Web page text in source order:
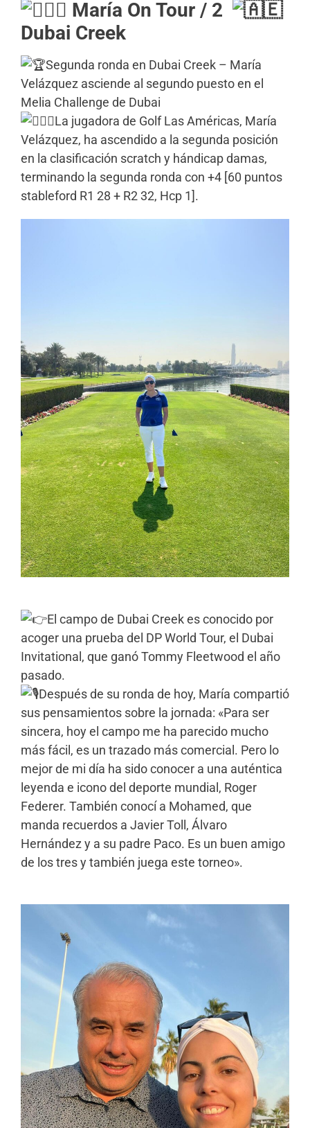
María On Tour / 2
Dubai Creek
Segunda ronda en Dubai Creek – María
Velázquez asciende al segundo puesto en el
Melia Challenge de Dubai
La jugadora de Golf Las Américas, María
Velázquez, ha ascendido a la segunda posición
en la clasificación scratch y hándicap damas,
terminando la segunda ronda con +4 [60 puntos
stableford R1 28 + R2 32, Hcp 1].
El campo de Dubai Creek es conocido por
acoger una prueba del DP World Tour, el Dubai
Invitational, que ganó Tommy Fleetwood el año
pasado.
Después de su ronda de hoy, María compartió
sus pensamientos sobre la jornada: «Para ser
sincera, hoy el campo me ha parecido mucho
más fácil, es un trazado más comercial. Pero lo
mejor de mi día ha sido conocer a una auténtica
leyenda e icono del deporte mundial, Roger
Federer. También conocí a Mohamed, que
manda recuerdos a Javier Toll, Álvaro
Hernández y a su padre Paco. Es un buen amigo
de los tres y también juega este torneo».